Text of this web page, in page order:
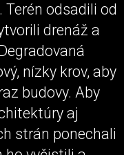
odsadili od
drenáž a
nízky krov, aby
budovy. Aby
aj
strán ponechali